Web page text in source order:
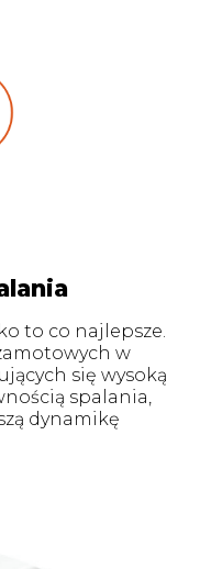
to co najlepsze.
w
się wysoką
spalania,
dynamikę